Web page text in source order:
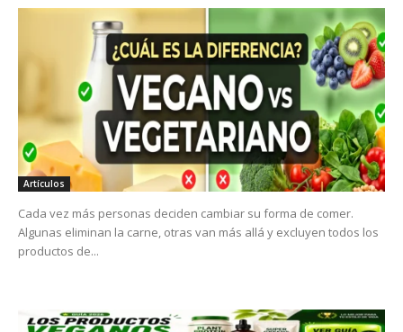
Artículos
Cada vez más personas deciden cambiar su forma de comer.
Algunas eliminan la carne, otras van más allá y excluyen todos los
productos de...